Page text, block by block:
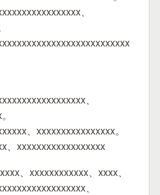
、
、
、xxxxxxxxxxxxxxxx。
、xxxxxxxxxxxxxxxxxx
、xxxxxxxxxxxx、xxxx、
、